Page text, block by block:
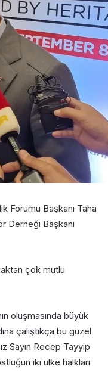
Forumu Başkanı Taha
Derneği Başkanı
çok mutlu
oluşmasında büyük
çalıştıkça bu güzel
Sayın Recep Tayyip
iki ülke halkları